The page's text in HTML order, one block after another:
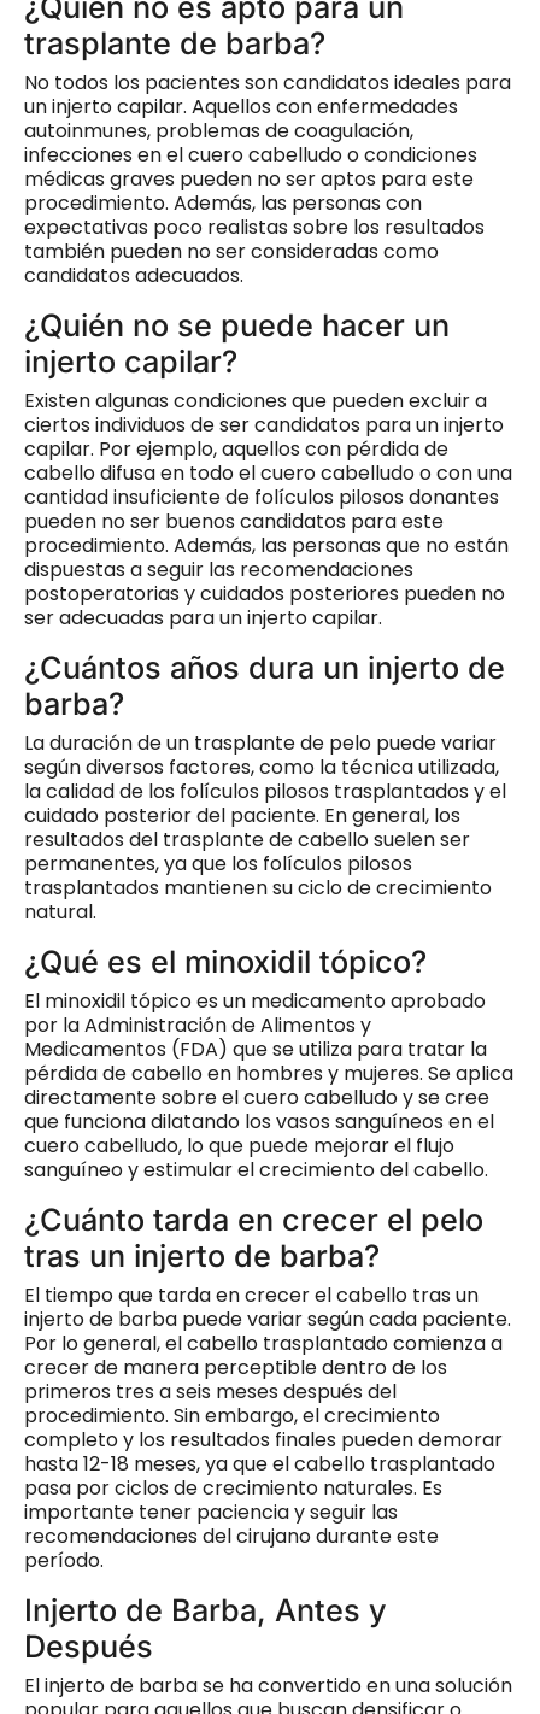
trasplante de barba?
No todos los pacientes son candidatos ideales para
un injerto capilar. Aquellos con enfermedades
autoinmunes, problemas de coagulación,
infecciones en el cuero cabelludo o condiciones
médicas graves pueden no ser aptos para este
procedimiento. Además, las personas con
expectativas poco realistas sobre los resultados
también pueden no ser consideradas como
candidatos adecuados.
¿Quién no se puede hacer un
injerto capilar?
Existen algunas condiciones que pueden excluir a
ciertos individuos de ser candidatos para un injerto
capilar. Por ejemplo, aquellos con pérdida de
cabello difusa en todo el cuero cabelludo o con una
cantidad insuficiente de folículos pilosos donantes
pueden no ser buenos candidatos para este
procedimiento. Además, las personas que no están
dispuestas a seguir las recomendaciones
postoperatorias y cuidados posteriores pueden no
ser adecuadas para un injerto capilar.
¿Cuántos años dura un injerto de
barba?
La duración de un trasplante de pelo puede variar
según diversos factores, como la técnica utilizada,
la calidad de los folículos pilosos trasplantados y el
cuidado posterior del paciente. En general, los
resultados del trasplante de cabello suelen ser
permanentes, ya que los folículos pilosos
trasplantados mantienen su ciclo de crecimiento
natural.
¿Qué es el minoxidil tópico?
El minoxidil tópico es un medicamento aprobado
por la Administración de Alimentos y
Medicamentos (FDA) que se utiliza para tratar la
pérdida de cabello en hombres y mujeres. Se aplica
directamente sobre el cuero cabelludo y se cree
que funciona dilatando los vasos sanguíneos en el
cuero cabelludo, lo que puede mejorar el flujo
sanguíneo y estimular el crecimiento del cabello.
¿Cuánto tarda en crecer el pelo
tras un injerto de barba?
El tiempo que tarda en crecer el cabello tras un
injerto de barba puede variar según cada paciente.
Por lo general, el cabello trasplantado comienza a
crecer de manera perceptible dentro de los
primeros tres a seis meses después del
procedimiento. Sin embargo, el crecimiento
completo y los resultados finales pueden demorar
hasta 12-18 meses, ya que el cabello trasplantado
pasa por ciclos de crecimiento naturales. Es
importante tener paciencia y seguir las
recomendaciones del cirujano durante este
período.
Injerto de Barba, Antes y
Después
El injerto de barba se ha convertido en una solución